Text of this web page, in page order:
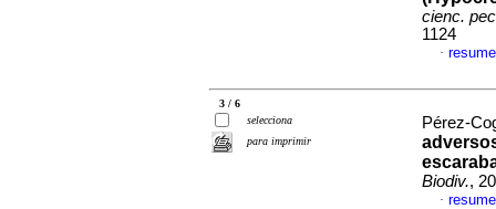
cienc.
1124
·
3 / 6
selecciona
para imprimir
Pérez-
Biodiv.,
·